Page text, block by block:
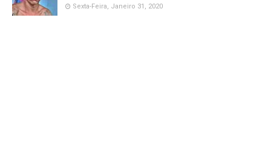
Sexta-Feira, Janeiro 31, 2020